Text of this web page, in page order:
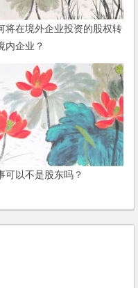
将在境外企业投资的股权转
内企业？
可以不是股东吗？